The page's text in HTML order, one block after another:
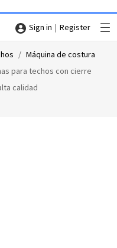
Sign in | Register
/ Máquina de costura
para techos con cierre
calidad